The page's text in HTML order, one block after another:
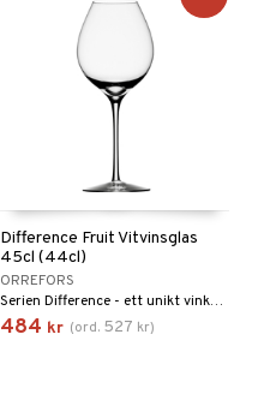
Difference Fruit Vitvinsglas
45cl (44cl)
ORREFORS
Serien Difference - ett unikt vinkoncept vars glas förstärker vinets doft och smak. Serien fick utmärkelsen Utmärkt Svensk Form Hederspris 2002.
484 kr (ord. 527 kr)